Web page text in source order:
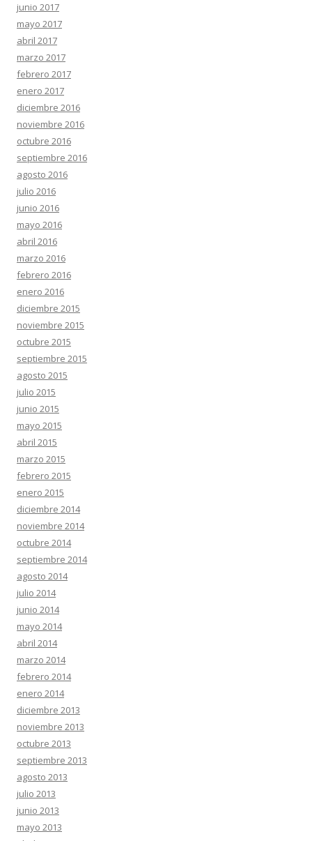
junio 2017
mayo 2017
abril 2017
marzo 2017
febrero 2017
enero 2017
diciembre 2016
noviembre 2016
octubre 2016
septiembre 2016
agosto 2016
julio 2016
junio 2016
mayo 2016
abril 2016
marzo 2016
febrero 2016
enero 2016
diciembre 2015
noviembre 2015
octubre 2015
septiembre 2015
agosto 2015
julio 2015
junio 2015
mayo 2015
abril 2015
marzo 2015
febrero 2015
enero 2015
diciembre 2014
noviembre 2014
octubre 2014
septiembre 2014
agosto 2014
julio 2014
junio 2014
mayo 2014
abril 2014
marzo 2014
febrero 2014
enero 2014
diciembre 2013
noviembre 2013
octubre 2013
septiembre 2013
agosto 2013
julio 2013
junio 2013
mayo 2013